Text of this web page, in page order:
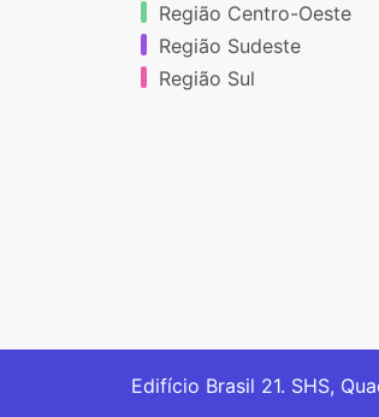
Região Centro-Oeste
Região Sudeste
Região Sul
Edifício Brasil 21. SHS,